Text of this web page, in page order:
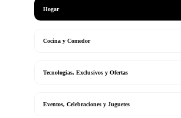
Hogar
Cocina y Comedor
Tecnologias, Exclusivos y Ofertas
Eventos, Celebraciones y Juguetes